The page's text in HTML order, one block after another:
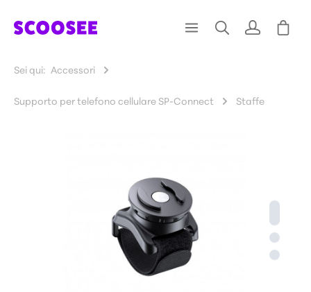
Sei qui: Accessori
Supporto per telefono cellulare SP-Connect Staffe